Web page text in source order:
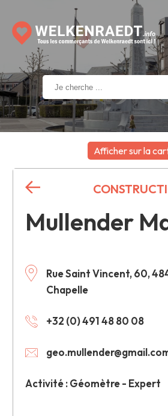
Afficher sur la
Mullender
Rue Saint Vincent, 60,
Chapelle
+32 (0) 491 48 80 08
Activité : Géomètre - Expert
+
−